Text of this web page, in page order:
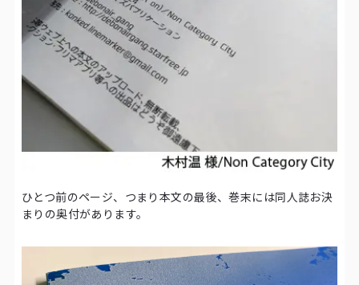
ひとつ前のページ、つまり本文の最後、巻末には同人誌お決
まりの奥付があります。